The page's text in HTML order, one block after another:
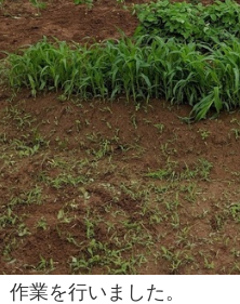
業を行いました。